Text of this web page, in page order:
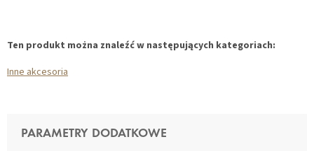
Ten produkt można znaleźć w następujących kategoriach:
Inne akcesoria
PARAMETRY DODATKOWE